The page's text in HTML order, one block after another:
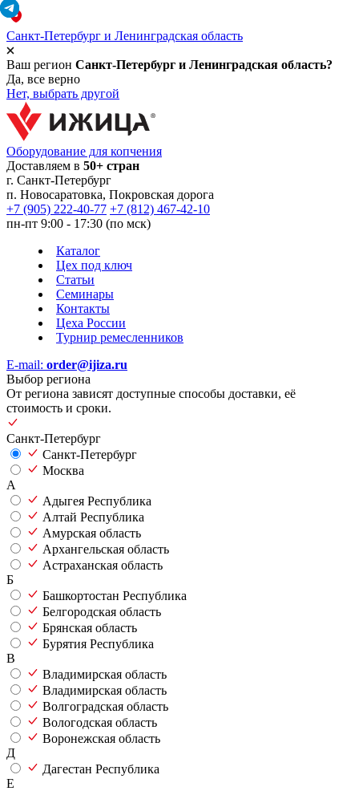
Санкт-Петербург и Ленинградская область
Ваш регион Санкт-Петербург и Ленинградская область?
Да, все верно
Нет, выбрать другой
Оборудование для копчения
Доставляем в 50+ стран
г. Санкт-Петербург
п. Новосаратовка, Покровская дорога
+7 (905) 222-40-77 +7 (812) 467-42-10
пн-пт 9:00 - 17:30 (по мск)
Каталог
Цех под ключ
Статьи
Семинары
Контакты
Цеха России
Турнир ремесленников
E-mail: order@ijiza.ru
Выбор региона
От региона зависят доступные способы доставки, её
стоимость и сроки.
Санкт-Петербург
Санкт-Петербург
Москва
А
Адыгея Республика
Алтай Республика
Амурская область
Архангельская область
Астраханская область
Б
Башкортостан Республика
Белгородская область
Брянская область
Бурятия Республика
В
Владимирская область
Владимирская область
Волгоградская область
Вологодская область
Воронежская область
Д
Дагестан Республика
Е